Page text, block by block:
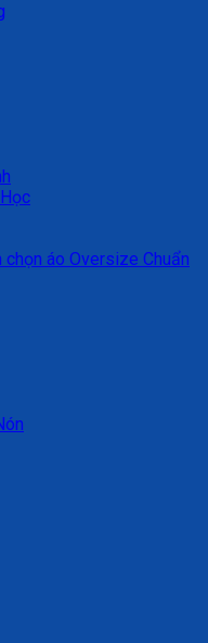
áo Oversize Chuẩn